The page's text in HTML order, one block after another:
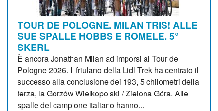
TOUR DE POLOGNE. MILAN TRIS! ALLE
SUE SPALLE HOBBS E ROMELE. 5°
SKERL
È ancora Jonathan Milan ad imporsi al Tour de
Pologne 2026. Il friulano della Lidl Trek ha centrato il
successo alla conclusione dei 193, 5 chilometri della
terza, la Gorzów Wielkopolski / Zielona Góra. Alle
spalle del campione italiano hanno...